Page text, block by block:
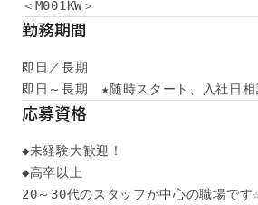
勤務期間
即日／長期
即日～長期　★随時スタート、入社日相
応募資格
◆未経験大歓迎！
◆高卒以上
20～30代のスタッフが中心の職場です